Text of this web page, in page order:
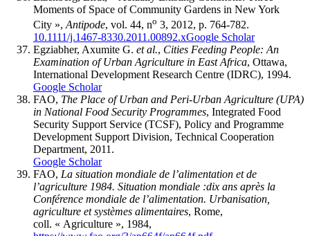
Moments of Space of Community Gardens in New York
City », Antipode, vol. 44, no 3, 2012, p. 764-782.
10.1111/j.1467-8330.2011.00892.xGoogle Scholar
Egziabher, Axumite G. et al., Cities Feeding People: An
Examination of Urban Agriculture in East Africa, Ottawa,
International Development Research Centre (IDRC), 1994.
Google Scholar
FAO, The Place of Urban and Peri-Urban Agriculture (UPA)
in National Food Security Programmes, Integrated Food
Security Support Service (TCSF), Policy and Programme
Development Support Division, Technical Cooperation
Department, 2011.
Google Scholar
FAO, La situation mondiale de l’alimentation et de
l’agriculture 1984. Situation mondiale :dix ans après la
Conférence mondiale de l’alimentation. Urbanisation,
agriculture et systèmes alimentaires, Rome,
coll. « Agriculture », 1984,